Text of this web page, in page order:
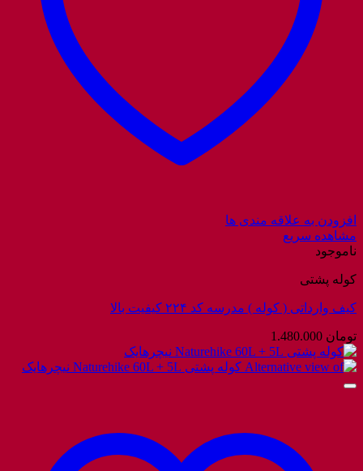
افزودن به علاقه مندی ها
مشاهده سریع
ناموجود
کوله پشتی
کیف وارداتی ( کوله ) مدرسه کد ۲۲۴ کیفیت بالا
تومان